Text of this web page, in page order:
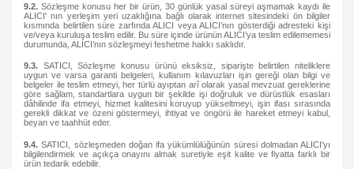
9.2. Sözleşme konusu her bir ürün, 30 günlük yasal süreyi aşmamak kaydı ile
ALICI' nın yerleşim yeri uzaklığına bağlı olarak internet sitesindeki ön bilgiler
kısmında belirtilen süre zarfında ALICI veya ALICI’nın gösterdiği adresteki kişi
ve/veya kuruluşa teslim edilir. Bu süre içinde ürünün ALICI’ya teslim edilememesi
durumunda, ALICI’nın sözleşmeyi feshetme hakkı saklıdır.
9.3. SATICI, Sözleşme konusu ürünü eksiksiz, siparişte belirtilen niteliklere
uygun ve varsa garanti belgeleri, kullanım kılavuzları işin gereği olan bilgi ve
belgeler ile teslim etmeyi, her türlü ayıptan arî olarak yasal mevzuat gereklerine
göre sağlam, standartlara uygun bir şekilde işi doğruluk ve dürüstlük esasları
dâhilinde ifa etmeyi, hizmet kalitesini koruyup yükseltmeyi, işin ifası sırasında
gerekli dikkat ve özeni göstermeyi, ihtiyat ve öngörü ile hareket etmeyi kabul,
beyan ve taahhüt eder.
9.4. SATICI, sözleşmeden doğan ifa yükümlülüğünün süresi dolmadan ALICI’yı
bilgilendirmek ve açıkça onayını almak suretiyle eşit kalite ve fiyatta farklı bir
ürün tedarik edebilir.